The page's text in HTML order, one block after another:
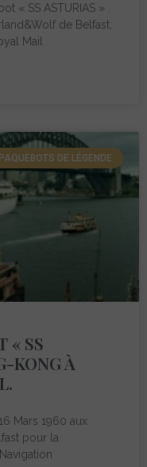
« SS ASTURIAS » .
de Belfast,
Mail
PAQUEBOTS DE LÉGENDE
« SS
KONG À
Mars 1960 aux
pour la